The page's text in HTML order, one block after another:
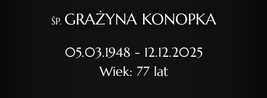
ŚP. GRAŻYNA KONOPKA
05.03.1948 - 12.12.2025
Wiek: 77 lat